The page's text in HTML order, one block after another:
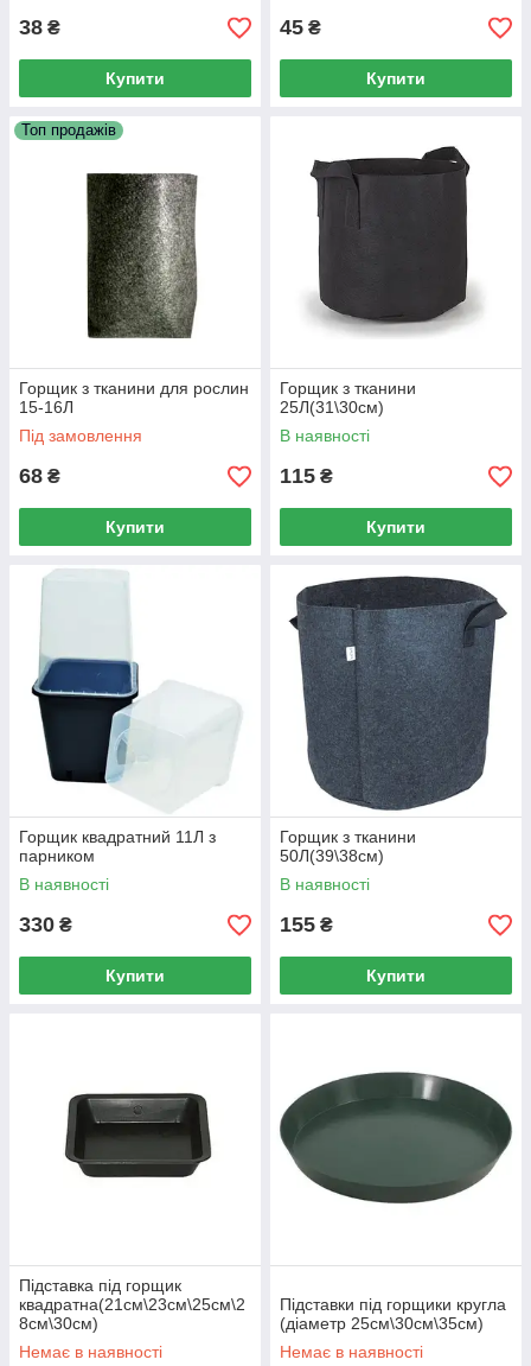
38 ₴
Купити
45 ₴
Купити
Топ продажів
Горщик з тканини для рослин
15-16Л
Під замовлення
68 ₴
Купити
Горщик з тканини
25Л(31\30см)
В наявності
115 ₴
Купити
Горщик квадратний 11Л з
парником
В наявності
330 ₴
Купити
Горщик з тканини
50Л(39\38см)
В наявності
155 ₴
Купити
Підставка під горщик
квадратна(21см\23см\25см\2
8см\30см)
Немає в наявності
Підставки під горщики кругла
(діаметр 25см\30см\35см)
Немає в наявності